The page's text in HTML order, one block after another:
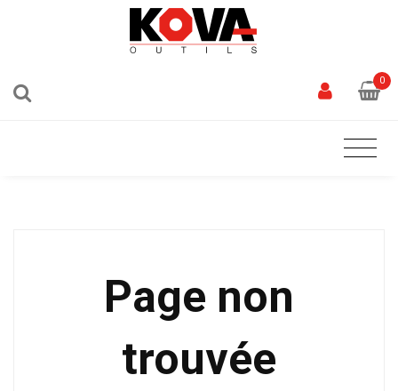
0
Page non
trouvée